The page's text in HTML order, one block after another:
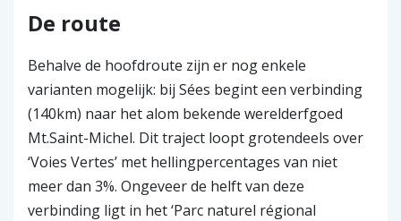
De route
Behalve de hoofdroute zijn er nog enkele
varianten mogelijk: bij Sées begint een verbinding
(140km) naar het alom bekende werelderfgoed
Mt.Saint-Michel. Dit traject loopt grotendeels over
‘Voies Vertes’ met hellingpercentages van niet
meer dan 3%. Ongeveer de helft van deze
verbinding ligt in het ‘Parc naturel régional